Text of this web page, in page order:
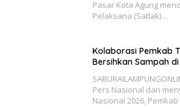
Pasar Kota Agung
Pelaksana (Satlak)…
Kolaborasi Pemkab
Bersihkan Sampah
Pers Nasional dan
Nasional 2026,